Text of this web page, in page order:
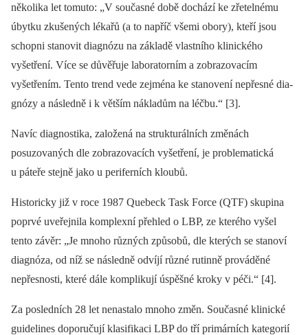
několika let tomuto: „V současné době dochází ke zřetelnému
úbytku zkušených lékařů (a to napříč všemi obory), kteří jsou
schopni stanovit diagnózu na základě vlastního klinického
vyšetření. Více se důvěřuje laboratorním a zobrazovacím
vyšetřením. Tento trend vede zejména ke stanovení nepřesné dia­
gnózy a následně i k větším nákladům na léčbu.“ [3].
Navíc diagnostika, založená na strukturálních změnách
posuzovaných dle zobrazovacích vyšetření, je problematická
u páteře stejně jako u periferních kloubů.
Historicky již v roce 1987 Quebeck Task Force (QTF) skupina
poprvé uveřejnila komplexní přehled o LBP, ze kterého vyšel
tento závěr: „Je mnoho různých způsobů, dle kterých se stanoví
diagnóza, od níž se následně odvíjí různé rutinně prováděné
nepřesnosti, které dále komplikují úspěšné kroky v péči.“ [4].
Za posledních 28 let nenastalo mnoho změn. Současné klinické
guidelines doporučují klasifikaci LBP do tří primárních kategorií